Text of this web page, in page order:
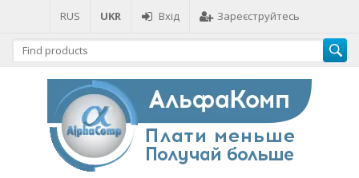
RUS UKR Вхід Зареєструйтесь